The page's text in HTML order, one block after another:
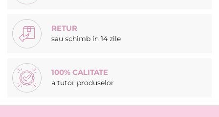
RETUR
sau schimb in 14 zile
100% CALITATE
a tutor produselor